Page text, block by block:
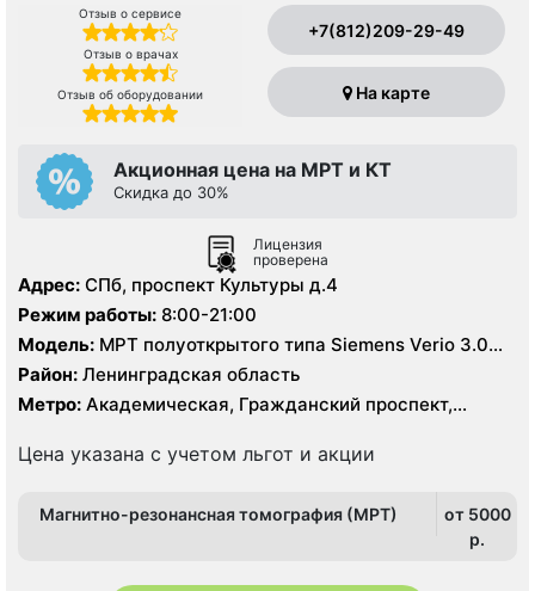
Отзыв о сервисе
Отзыв о врачах
Отзыв об оборудовании
+7(812)209-29-49
На карте
Акционная цена на МРТ и КТ
Скидка до 30%
Лицензия
проверена
Адрес: СПб, проспект Культуры д.4
Режим работы: 8:00-21:00
Модель: МРТ полуоткрытого типа Siemens Verio 3.0
Тесла, МРТ GE Signa HDx 1.5 Тесла, КТ Siemens
Somatom Definition 64 среза
Район: Ленинградская область
Метро: Академическая, Гражданский проспект,
Политехническая, Проспект Просвещения, Удельная
Цена указана с учетом льгот и акции
Магнитно-резонансная томография (МРТ)
от 5000
p.